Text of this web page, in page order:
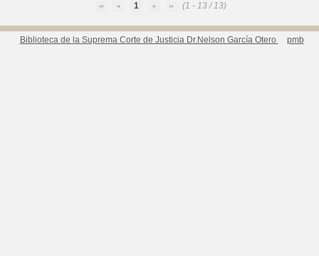
1 (1 - 13 / 13)
Biblioteca de la Suprema Corte de Justicia Dr.Nelson García Otero pmb